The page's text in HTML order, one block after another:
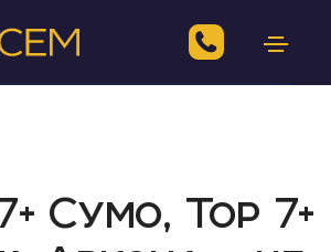
Сумо, Тор 7+